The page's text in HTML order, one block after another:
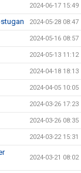
2024-06-17 15:49
2024-05-28 08:47
2024-05-16 08:57
2024-05-13 11:12
2024-04-18 18:13
2024-04-05 10:05
2024-03-26 17:23
2024-03-26 08:35
2024-03-22 15:31
2024-03-21 08:02